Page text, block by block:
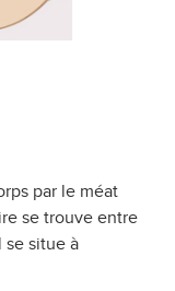
par le méat
se trouve entre
se situe à